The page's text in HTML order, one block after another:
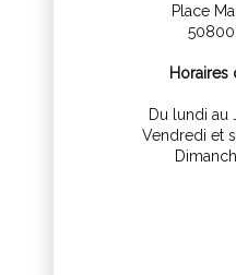
Place
Horaires
Du lundi au
Vendredi et